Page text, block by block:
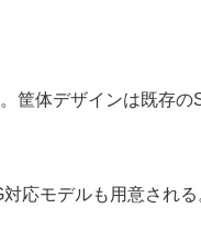
筐体デザインは既存の
応モデルも用意される